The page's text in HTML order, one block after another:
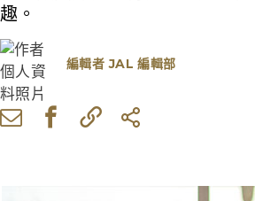
趣。
編輯者 JAL 編輯部